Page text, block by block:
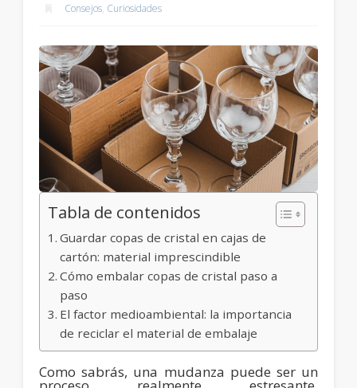
Consejos, Curiosidades
Tabla de contenidos
Guardar copas de cristal en cajas de
cartón: material imprescindible
Cómo embalar copas de cristal paso a
paso
El factor medioambiental: la importancia
de reciclar el material de embalaje
Como sabrás, una mudanza puede ser un